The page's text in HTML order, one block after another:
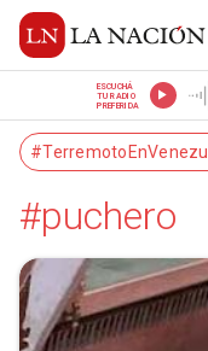
ESCUCHÁ
TU RADIO
PREFERIDA
#puchero